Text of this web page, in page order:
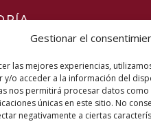
Gestionar el
las mejores experiencias,
y/o acceder a la información del
nos permitirá procesar datos
únicas en este sitio. No
negativamente a ciertas